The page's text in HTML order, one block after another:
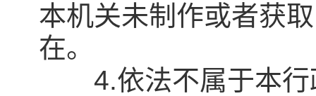
本机关未制作或者获
在。
4.依法不属于本行